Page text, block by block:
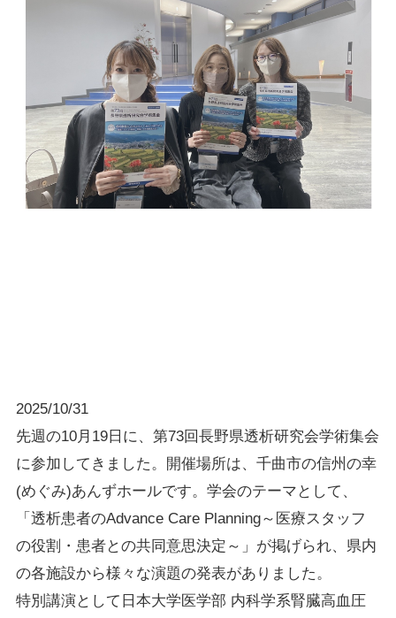
2025/10/31
先週の10月19日に、第73回長野県透析研究会学術集会
に参加してきました。開催場所は、千曲市の信州の幸
(めぐみ)あんずホールです。学会のテーマとして、
「透析患者のAdvance Care Planning～医療スタッフ
の役割・患者との共同意思決定～」が掲げられ、県内
の各施設から様々な演題の発表がありました。
特別講演として日本大学医学部 内科学系腎臓高血圧